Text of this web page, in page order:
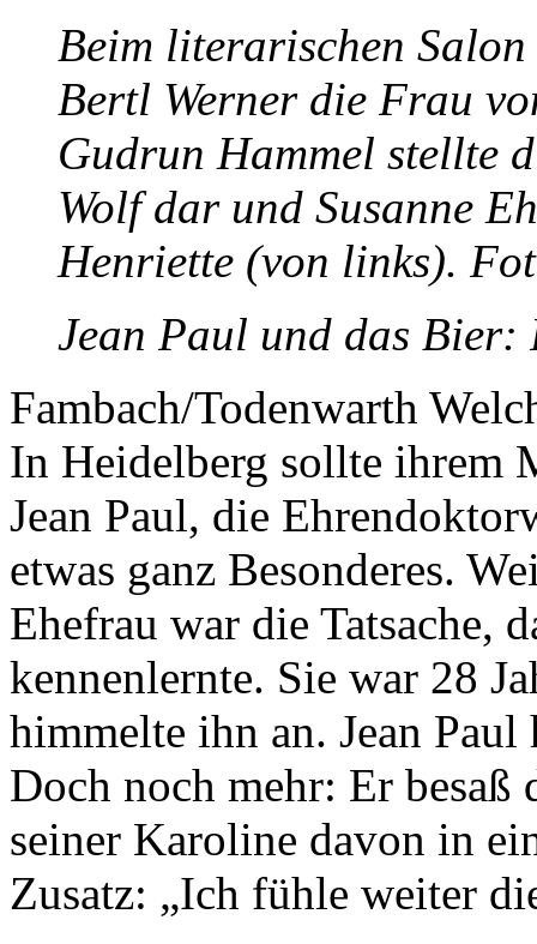
Beim literarischen
Bertl Werner die Frau
Gudrun Hammel stellte
Wolf dar und Susanne
Henriette (von links).
Jean Paul und das Bier:
Fambach/Todenwarth
In Heidelberg sollte ihrem
Jean Paul, die
etwas ganz Besonderes.
Ehefrau war die Tatsache,
kennenlernte. Sie war 28
himmelte ihn an. Jean
Doch noch mehr: Er
seiner Karoline davon in
Zusatz: „Ich fühle weiter